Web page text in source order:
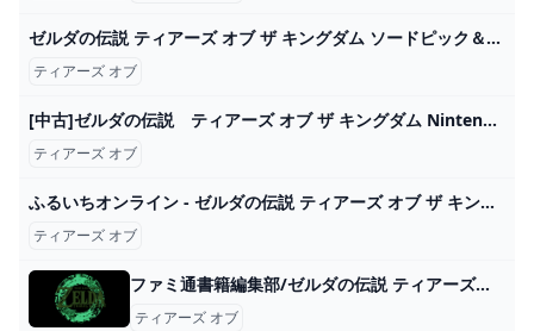
ゼルダの伝説 ティアーズ オブ ザ キングダム ソードピック＆グミ｜発売日：2023年5月15日｜バンダイ キャンディ公式サイト
ティアーズ オブ
[中古]ゼルダの伝説 ティアーズ オブ ザ キングダム Nintendo Switchソフト 通常版 パッケージ版 在庫あり ティアキン :tears:Monoマーケット - 通販 - Yahoo!ショッピング
ティアーズ オブ
ふるいちオンライン - ゼルダの伝説 ティアーズ オブ ザ キングダム
ティアーズ オブ
ファミ通書籍編集部/ゼルダの伝説 ティアーズ・オブ・ザ・キングダム・パーフェクト
ティアーズ オブ